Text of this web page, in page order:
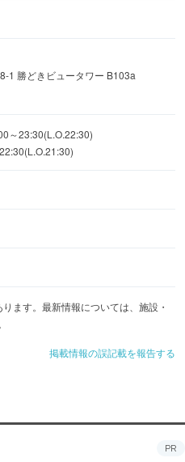
1 勝どきビュータワー B103a
～23:30(L.O.22:30)
ます。最新情報については、施設・
掲載情報の誤記載を報告する
PR